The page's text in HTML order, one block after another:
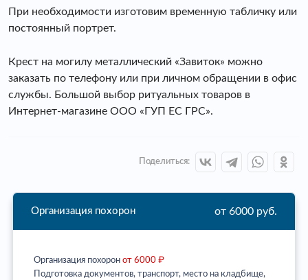
При необходимости изготовим временную табличку или
постоянный портрет.
Крест на могилу металлический «Завиток» можно
заказать по телефону или при личном обращении в офис
службы. Большой выбор ритуальных товаров в
Интернет-магазине ООО «ГУП ЕС ГРС».
Поделиться:
Организация похорон от 6000 руб.
Организация похорон от 6000 ₽
Подготовка документов, транспорт, место на кладбище,